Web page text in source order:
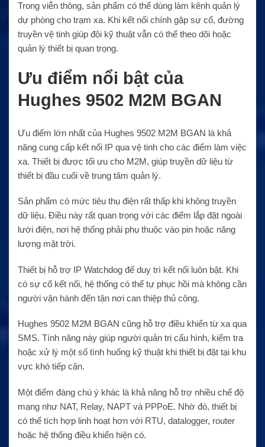
Trong viễn thông, sản phẩm có thể dùng làm kênh quản lý
dự phòng cho trạm xa. Khi kết nối chính gặp sự cố, đường
truyền vệ tinh giúp đội kỹ thuật vẫn có thể theo dõi hoặc
quản lý thiết bị quan trọng.
Ưu điểm nổi bật của
Hughes 9502 M2M BGAN
Ưu điểm lớn nhất của Hughes 9502 M2M BGAN là khả
năng cung cấp kết nối IP qua vệ tinh cho các điểm làm việc
xa. Thiết bị được tối ưu cho M2M, giúp truyền dữ liệu từ
thiết bị đầu cuối về trung tâm quản lý.
Sản phẩm có mức tiêu thụ điện rất thấp khi không truyền
dữ liệu. Điều này rất quan trọng với các điểm lắp đặt ngoài
lưới điện, nơi hệ thống phải phụ thuộc vào pin hoặc năng
lượng mặt trời.
Thiết bị hỗ trợ IP Watchdog để duy trì kết nối luôn bật. Khi
có sự cố kết nối, hệ thống có thể tự phục hồi mà không cần
người vận hành đến tận nơi can thiệp thủ công.
Hughes 9502 M2M BGAN cũng hỗ trợ điều khiển từ xa qua
SMS. Tính năng này giúp người quản trị cấu hình, kiểm tra
hoặc xử lý một số tình huống kỹ thuật khi thiết bị đặt tại khu
vực khó tiếp cận.
Một điểm đáng chú ý khác là khả năng hỗ trợ nhiều chế độ
mạng như NAT, Relay, NAPT và PPPoE. Nhờ đó, thiết bị
có thể tích hợp linh hoạt hơn với RTU, datalogger, router
hoặc hệ thống điều khiển hiện có.